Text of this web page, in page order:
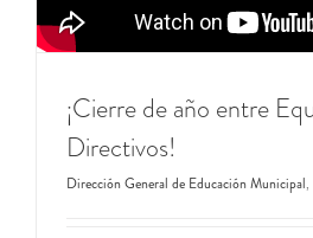
¡Cierre de año entre
Directivos!
Dirección General de Educación Municipal,